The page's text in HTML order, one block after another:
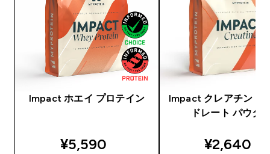
Impact ホエイ プロテイン
discounted price
¥5,590‎
Impact クレアチン モ
ドレート パウダ
¥2,640‎